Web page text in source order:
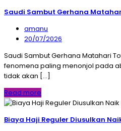
Saudi Sambut Gerhana
amanu
20/07/2026
Saudi Sambut Gerhana Matahari
fenomena paling menonjol pada
tidak akan […]
Read more
Biaya Haji Reguler Diusulkan